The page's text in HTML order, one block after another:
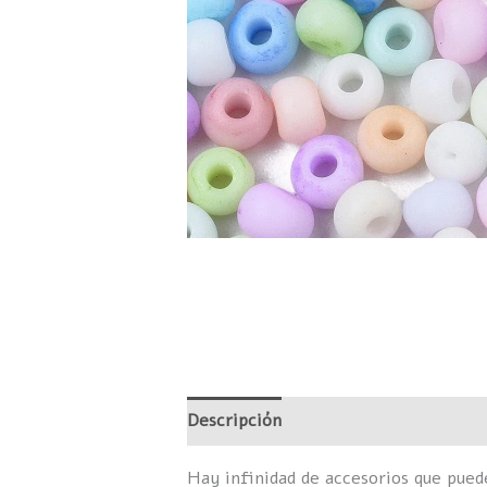
Descripción
Hay infinidad de accesorios que